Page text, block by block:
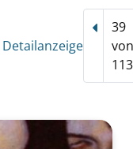
39
von